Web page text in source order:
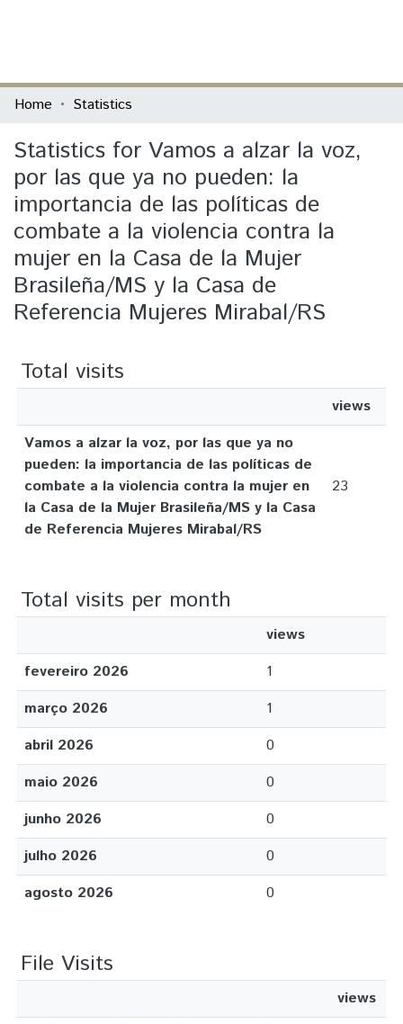
Communities & Collections
All of DSpace
Home Statistics
Statistics for Vamos a alzar la voz,
por las que ya no pueden: la
importancia de las políticas de
combate a la violencia contra la
mujer en la Casa de la Mujer
Brasileña/MS y la Casa de
Referencia Mujeres Mirabal/RS
Total visits
views
Vamos a alzar la voz, por las que ya no
pueden: la importancia de las políticas de
combate a la violencia contra la mujer en
la Casa de la Mujer Brasileña/MS y la Casa
de Referencia Mujeres Mirabal/RS
23
Total visits per month
views
fevereiro 2026
1
março 2026
1
abril 2026
0
maio 2026
0
junho 2026
0
julho 2026
0
agosto 2026
0
File Visits
views